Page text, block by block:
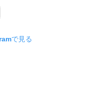
で見る